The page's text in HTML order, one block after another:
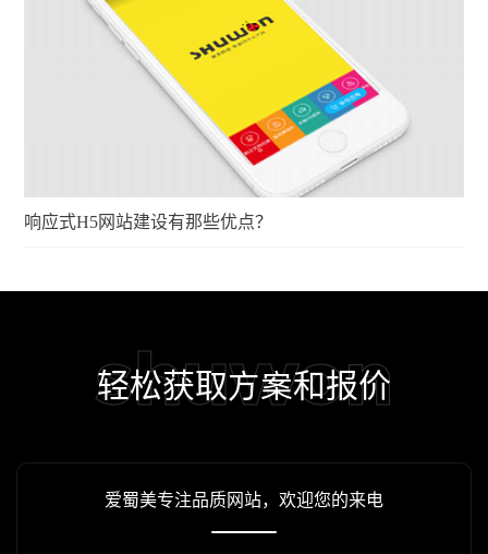
响应式H5网站建设有那些优点？
shuwon
轻松获取方案和报价
爱蜀美专注品质网站，欢迎您的来电